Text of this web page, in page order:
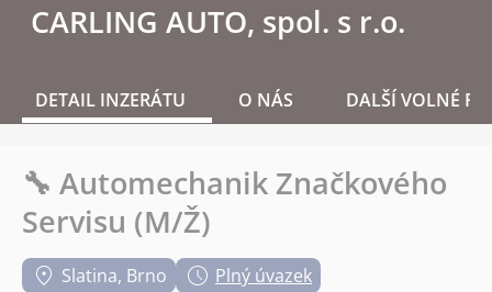
CARLING AUTO, spol. s r.o.
DETAIL INZERÁTU O NÁS DALŠÍ VOLNÉ
🔧 Automechanik Značkového
Servisu (M/Ž)
Slatina, Brno Plný úvazek